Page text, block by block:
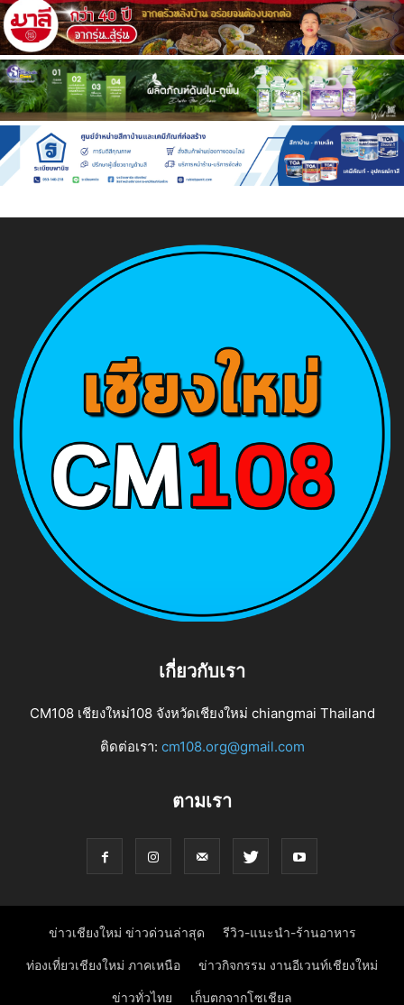
เกี่ยวกับเรา
CM108 เชียงใหม่108 จังหวัดเชียงใหม่ chiangmai Thailand
ติดต่อเรา: cm108.org@gmail.com
ตามเรา
ข่าวเชียงใหม่ ข่าวด่วนล่าสุด รีวิว-แนะนำ-ร้านอาหาร
ท่องเที่ยวเชียงใหม่ ภาคเหนือ ข่าวกิจกรรม งานอีเวนท์เชียงใหม่
ข่าวทั่วไทย เก็บตกจากโซเชียล